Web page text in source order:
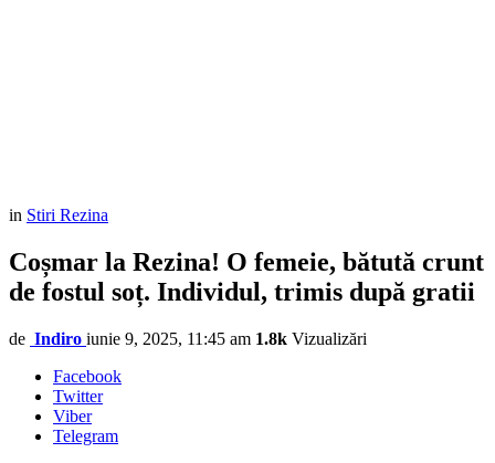
in Stiri Rezina
Coșmar la Rezina! O femeie, bătută crunt
de fostul soț. Individul, trimis după gratii
de Indiro iunie 9, 2025, 11:45 am 1.8k Vizualizări
Facebook
Twitter
Viber
Telegram